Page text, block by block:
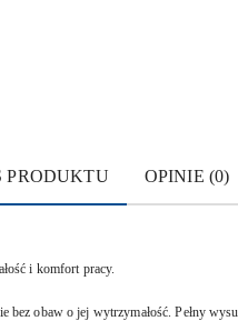
PRODUKTU OPINIE (0)
i komfort pracy.
obaw o jej wytrzymałość. Pełny